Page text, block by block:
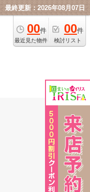
最終更新：2026年08月07日
00件
最近見た物件
00件
検討リスト